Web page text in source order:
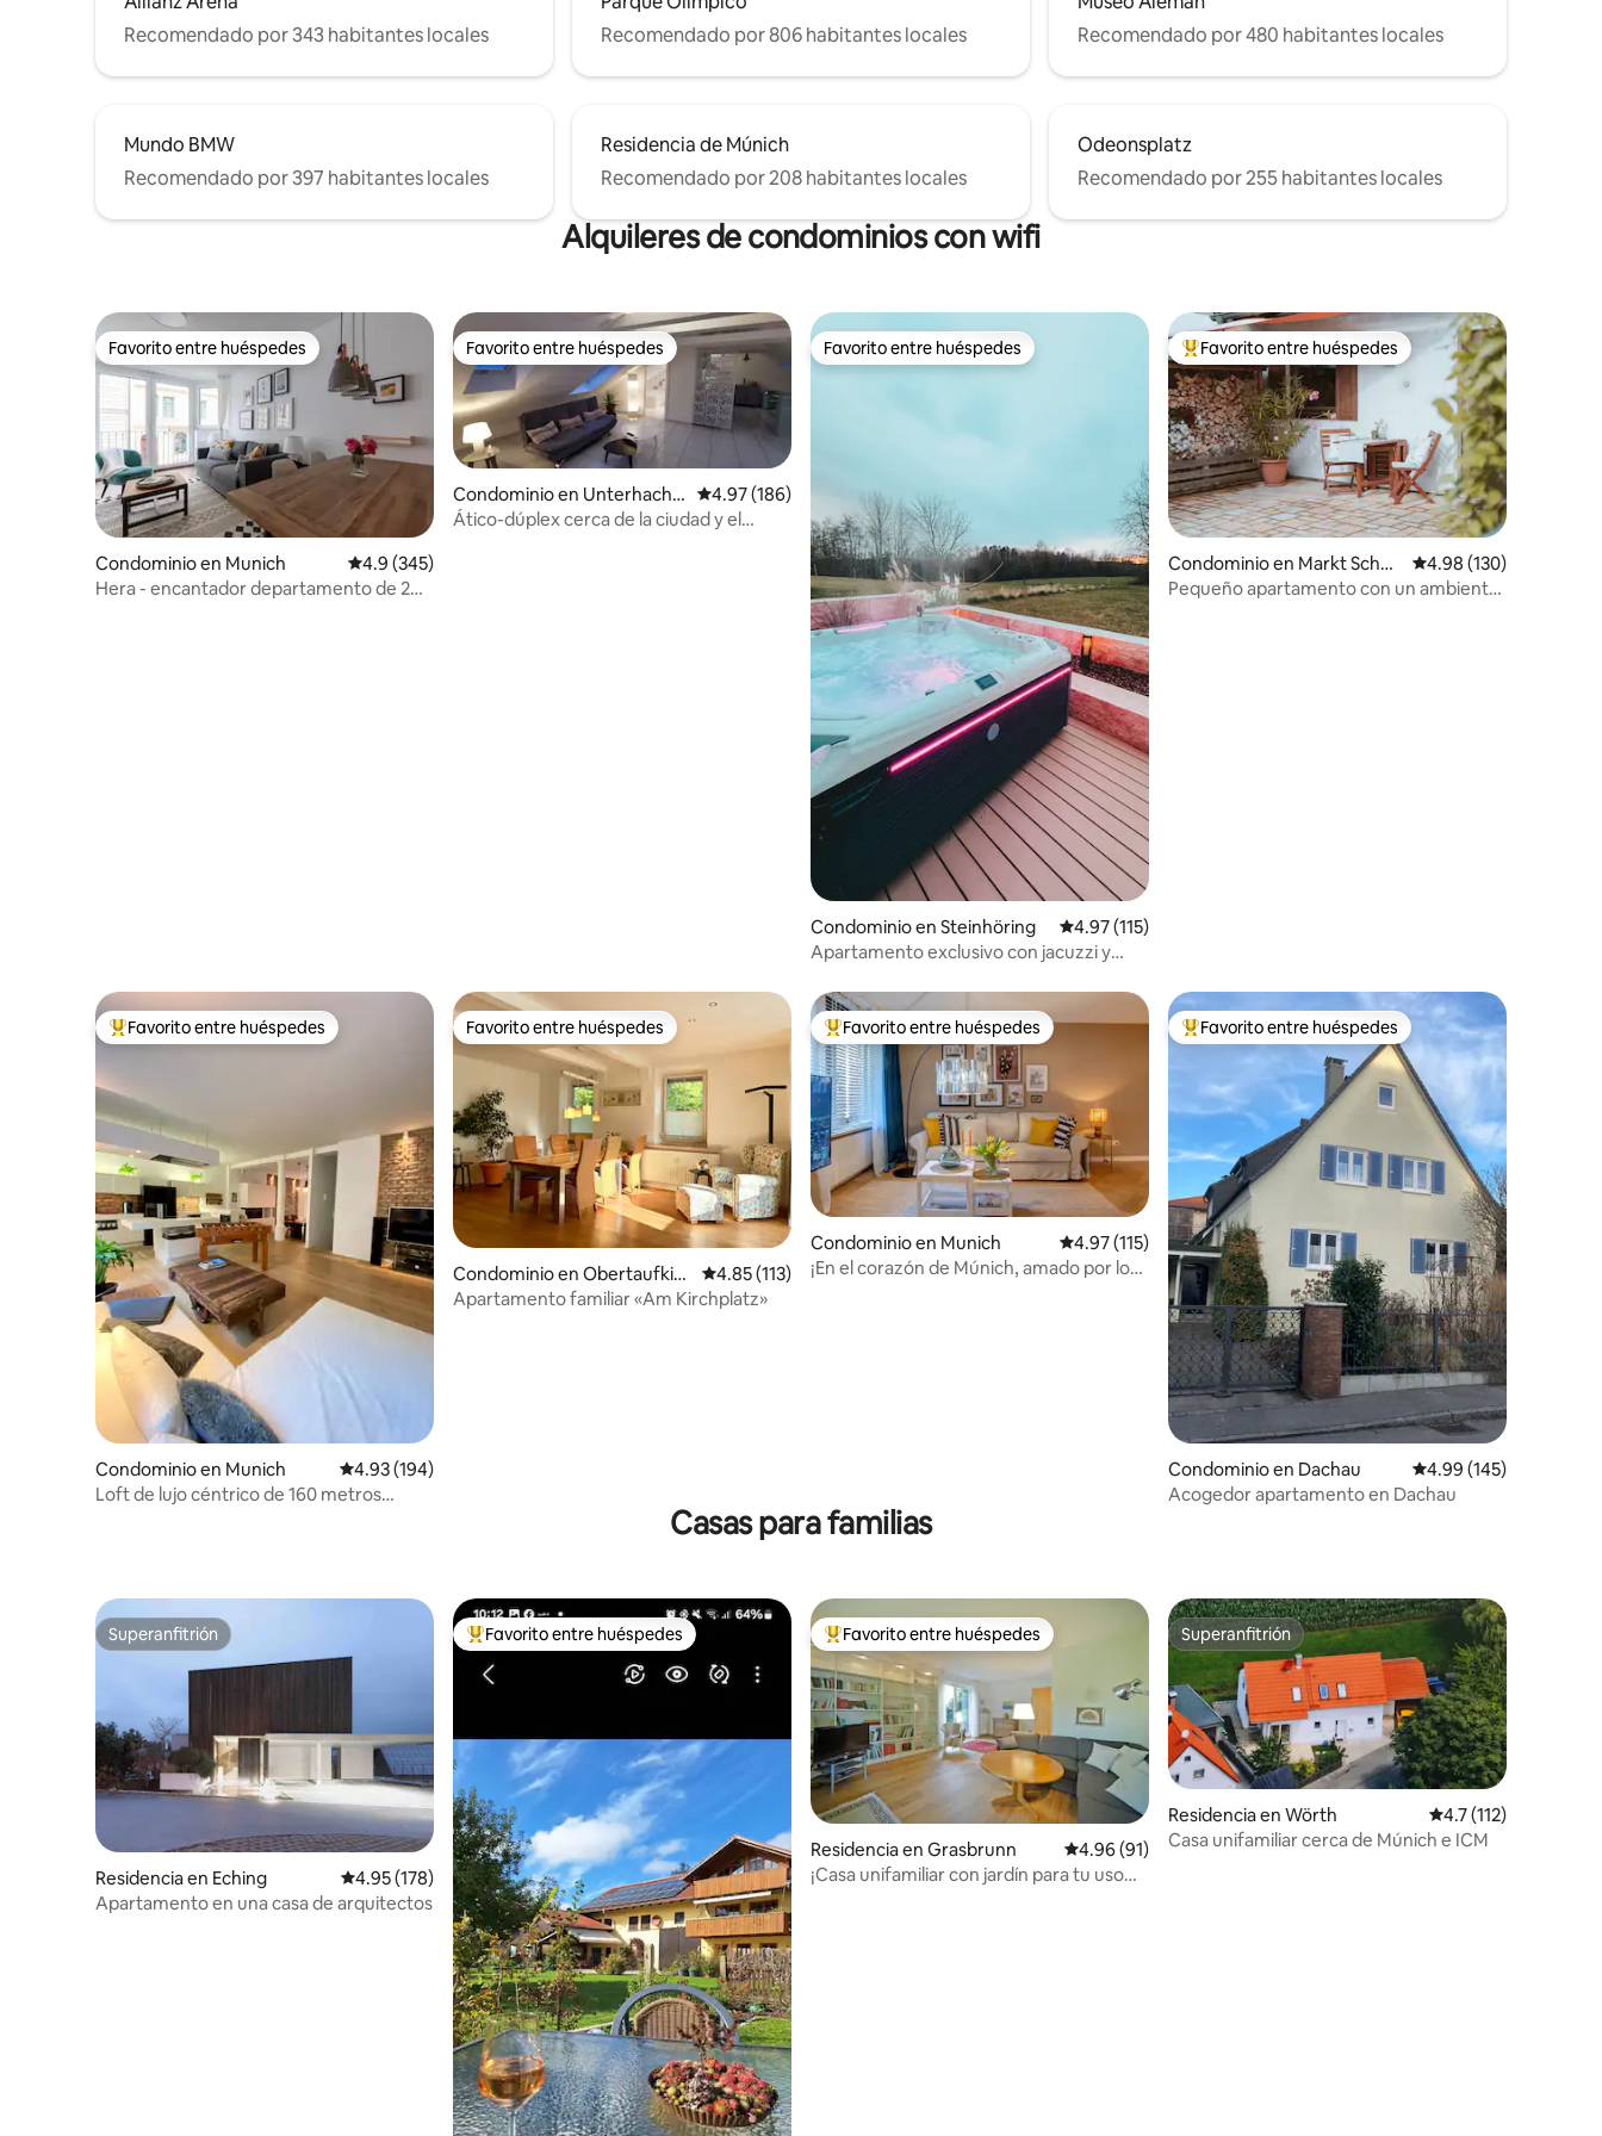
Recomendado por 343 habitantes locales
Recomendado por 806 habitantes locales
Recomendado por 480 habitantes locales
Mundo BMW
Recomendado por 397 habitantes locales
Residencia de Múnich
Recomendado por 208 habitantes locales
Odeonsplatz
Recomendado por 255 habitantes locales
Alquileres de condominios con wifi
Favorito entre huéspedes
Favorito entre huéspedes
Condominio en Munich Calificación promedio: 4.9 de 5; 345 evaluaciones
4.9 (345)
Hera - encantador departamento de 2
Favorito entre huéspedes
Favorito entre huéspedes
Condominio en Unterhachin
g
Calificación promedio: 4.97 de 5; 186 evaluaciones
4.97 (186)
Ático-dúplex cerca de la ciudad y el
Favorito entre huéspedes
Favorito entre huéspedes
Condominio en Steinhöring Calificación promedio: 4.97 de 5; 115 evaluaciones
4.97 (115)
Apartamento exclusivo con jacuzzi y
De los mejores en Favorito entre huéspedes
Favorito entre huéspedes
Condominio en Markt Schw
aben
Calificación promedio:
4.98 (130)
Pequeño apartamento con un ambiente
De los mejores en Favorito entre huéspedes
Favorito entre huéspedes
Condominio en Munich Calificación promedio: 4.93 de 5; 194 evaluaciones
4.93 (194)
Loft de lujo céntrico de 160 metros
Favorito entre huéspedes
Favorito entre huéspedes
Condominio en Obertaufkirc
hen
Calificación promedio: 4.85 de 5; 113 evaluaciones
4.85 (113)
Apartamento familiar «Am Kirchplatz»
De los mejores en Favorito entre huéspedes
Favorito entre huéspedes
Condominio en Munich Calificación promedio: 4.97 de 5; 115 evaluaciones
4.97 (115)
¡En el corazón de Múnich, amado por los
De los mejores en Favorito entre huéspedes
Favorito entre huéspedes
Condominio en Dachau Calificación promedio:
4.99 (145)
Acogedor apartamento en Dachau
Casas para familias
Superanfitrión
Superanfitrión
Residencia en Eching Calificación promedio: 4.95 de 5; 178 evaluaciones
4.95 (178)
Apartamento en una casa de arquitectos
De los mejores en Favorito entre huéspedes
Favorito entre huéspedes De los mejores en Favorito entre huéspedes
Favorito entre huéspedes
Residencia en Grasbrunn Calificación promedio: 4.96 de 5; 91 evaluaciones
4.96 (91)
¡Casa unifamiliar con jardín para tu uso
Superanfitrión
Superanfitrión
Residencia en Wörth Calificación
4.7 (112)
Casa unifamiliar cerca de Múnich e ICM